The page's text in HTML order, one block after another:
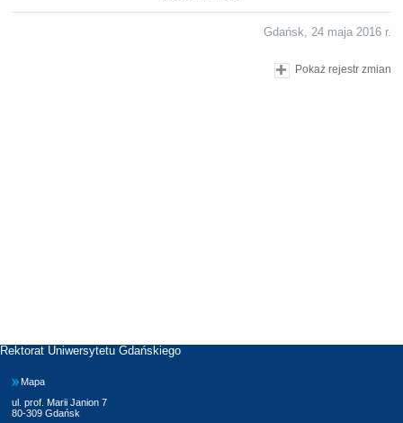
Gdańsk, 24 maja 2016 r.
Pokaż rejestr zmian
Rektorat Uniwersytetu Gdańskiego
Mapa
ul. prof. Marii Janion 7
80-309 Gdańsk